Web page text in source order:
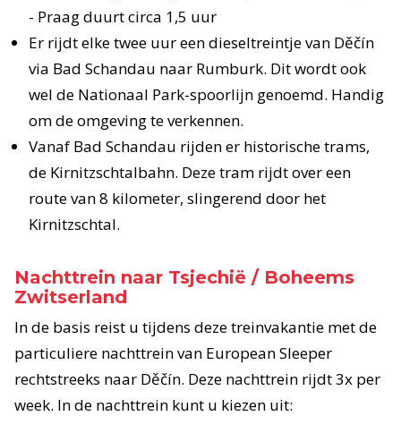
- Praag duurt circa 1,5 uur
Er rijdt elke twee uur een dieseltreintje van Děčín
via Bad Schandau naar Rumburk. Dit wordt ook
wel de Nationaal Park-spoorlijn genoemd. Handig
om de omgeving te verkennen.
Vanaf Bad Schandau rijden er historische trams,
de Kirnitzschtalbahn. Deze tram rijdt over een
route van 8 kilometer, slingerend door het
Kirnitzschtal.
Nachttrein naar Tsjechië / Boheems
Zwitserland
In de basis reist u tijdens deze treinvakantie met de
particuliere nachttrein van European Sleeper
rechtstreeks naar Děčín. Deze nachttrein rijdt 3x per
week. In de nachttrein kunt u kiezen uit: